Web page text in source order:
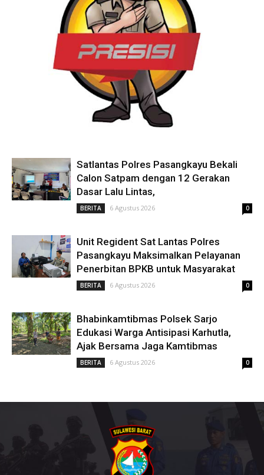
Satlantas Polres Pasangkayu Bekali
Calon Satpam dengan 12 Gerakan
Dasar Lalu Lintas,
BERITA 6 Agustus 2026 0
Unit Regident Sat Lantas Polres
Pasangkayu Maksimalkan Pelayanan
Penerbitan BPKB untuk Masyarakat
BERITA 6 Agustus 2026 0
Bhabinkamtibmas Polsek Sarjo
Edukasi Warga Antisipasi Karhutla,
Ajak Bersama Jaga Kamtibmas
BERITA 6 Agustus 2026 0